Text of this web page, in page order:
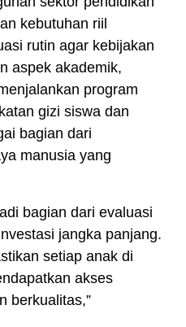
kebutuhan riil
rutin agar kebijakan
aspek akademik,
program
gizi siswa dan
bagian dari
manusia yang
bagian dari evaluasi
jangka panjang.
setiap anak di
akses
berkualitas,”